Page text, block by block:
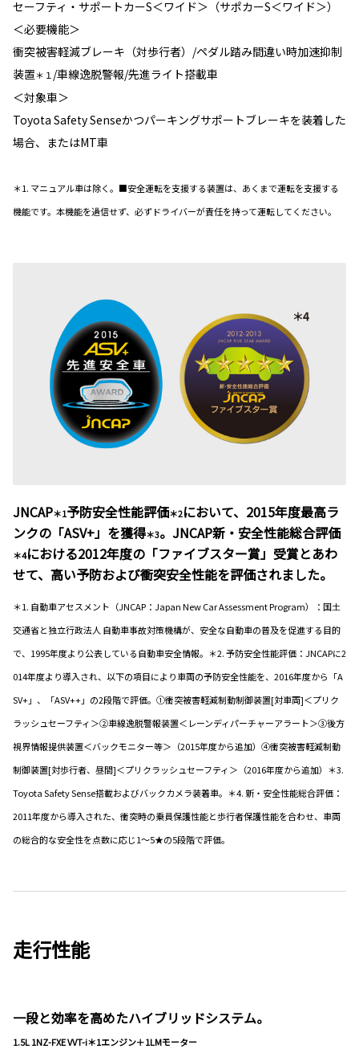
セーフティ・サポートカーS＜ワイド＞（サポカーS＜ワイド＞）
＜必要機能＞
衝突被害軽減ブレーキ（対歩行者）/ペダル踏み間違い時加速抑制
装置＊１ /車線逸脱警報/先進ライト搭載車
＜対象車＞
Toyota Safety Senseかつパーキングサポートブレーキを装着した
場合、またはMT車
＊1. マニュアル車は除く。■安全運転を支援する装置は、あくまで運転を支援する
機能です。本機能を過信せず、必ずドライバーが責任を持って運転してください。
JNCAP＊1予防安全性能評価＊2において、2015年度最高ラ
ンクの「ASV+」を獲得＊3。JNCAP新・安全性能総合評価
＊4における2012年度の「ファイブスター賞」受賞とあわ
せて、高い予防および衝突安全性能を評価されました。
＊1. 自動車アセスメント（JNCAP：Japan New Car Assessment Program）：国土
交通省と独立行政法人 自動車事故対策機構が、安全な自動車の普及を促進する目的
で、1995年度より公表している自動車安全情報。＊2. 予防安全性能評価：JNCAPに2
014年度より導入され、以下の項目により車両の予防安全性能を、2016年度から「A
SV+」、「ASV++」の2段階で評価。①衝突被害軽減制動制御装置[対車両]＜プリク
ラッシュセーフティ＞②車線逸脱警報装置＜レーンディパーチャーアラート＞③後方
視界情報提供装置＜バックモニター等＞（2015年度から追加）④衝突被害軽減制動
制御装置[対歩行者、昼間]＜プリクラッシュセーフティ＞（2016年度から追加）＊3.
Toyota Safety Sense搭載およびバックカメラ装着車。＊4. 新・安全性能総合評価：
2011年度から導入された、衝突時の乗員保護性能と歩行者保護性能を合わせ、車両
の総合的な安全性を点数に応じ1～5★の5段階で評価。
走行性能
一段と効率を高めたハイブリッドシステム。
1.5L 1NZ-FXE VVT-i＊1エンジン＋1LMモーター